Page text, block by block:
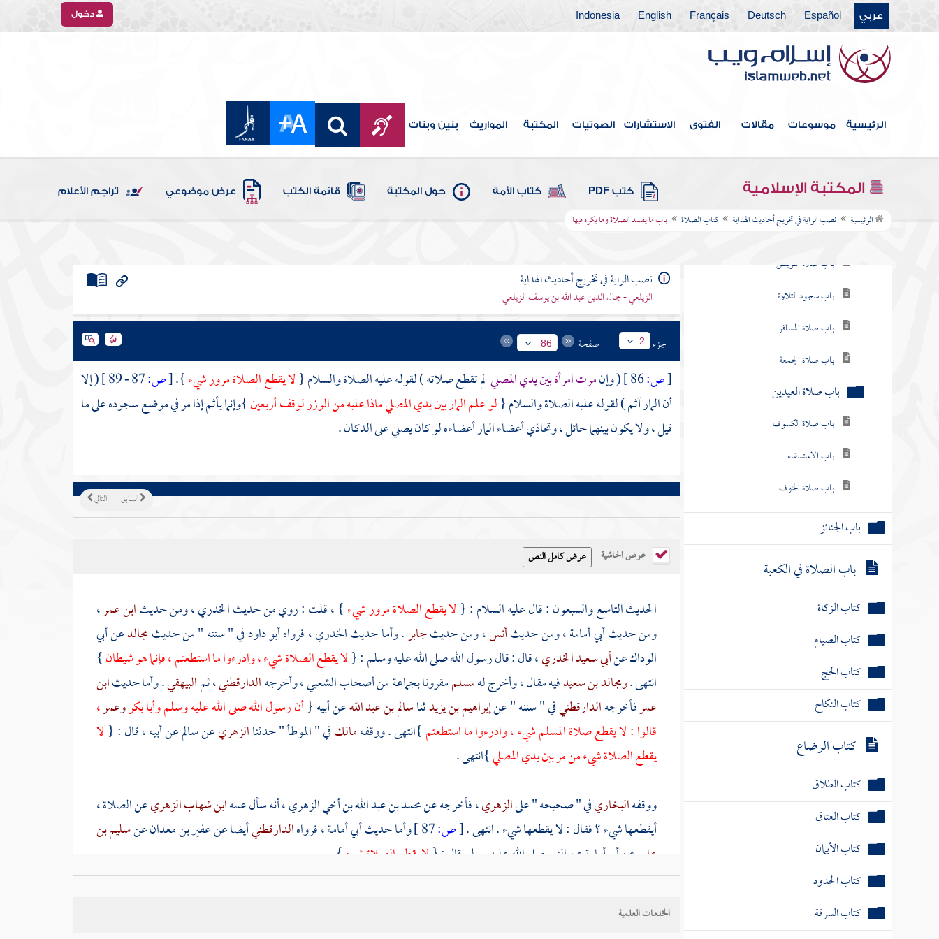
عربي Español
Deutsch
Français
English
Indonesia دخول
الرئيسية موسوعات مقالات الفتوى الاستشارات الصوتيات المكتبة المواريث بنين وبنات
المكتبة الإسلامية كتب PDF كتاب الأمة حول المكتبة قائمة الكتب عرض موضوعي تراجم الأعلام
الرئيسية نصب الراية في تخريج أحاديث الهداية كتاب الصلاة باب ما يفسد الصلاة وما يكره فيها
فصل ويكره استقبال القبلة بالفرج
في الخلاء
باب صلاة الوتر
باب سجود السهو
باب سجود التلاوة
باب صلاة المسافر
باب صلاة الجمعة
باب صلاة العيدين
باب صلاة الكسوف
باب الاستسقاء
باب صلاة الخوف
باب الجنائز
باب الصلاة في الكعبة
كتاب الزكاة
كتاب الصيام
كتاب الحج
كتاب النكاح
كتاب الرضاع
كتاب الطلاق
كتاب العتاق
كتاب الأيمان
كتاب الحدود
كتاب السرقة
كتاب السير
نصب الراية في تخريج أحاديث الهداية
الزيلعي - جمال الدين عبد الله بن يوسف الزيلعي
جزء 2 صفحة 86
[ص: ( وإنمرت امرأة بين يدي المصلي لم تقطع صلاته ) لقوله عليه الصلاة والسلام {لا يقطع الصلاة مرور شيء}.
[ص:
( إلا
أن المار آثم ) لقوله عليه الصلاة والسلام {لو علم المار بين يدي المصلي ماذا عليه من الوزر لوقف أربعين}وإنما يأثم إذا مر في موضع سجوده على ما
قيل ، ولا يكون بينهما حائل ، وتحاذي أعضاء المار أعضاءه لو كان يصلي على الدكان .
التالي السابق
عرض الحاشية
الحديث التاسع والسبعون : قال عليه السلام : {لا يقطع الصلاة مرور شيء} ، قلت : روي من حديثالخدري، ومن حديثابن عمر،
ومن حديثأبي أمامة، ومن حديثأنس، ومن حديثجابر. وأما حديثالخدري، فرواهأبو داودفي " سننه " من حديثمجالدعنأبي
الوداكعنأبي سعيد الخدري، قال : قال رسول الله صلى الله عليه وسلم : {لا يقطع الصلاة شيء ، وادرءوا ما استطعتم ، فإنما هو شيطان}
انتهى .ومجالد بن سعيدفيه مقال ، وأخرج لهمسلممقرونا بجماعة من أصحابالشعبي، وأخرجهالدارقطني، ثمالبيهقي. وأما حديثابن
عمرفأخرجهالدارقطنيفي " سننه " عنإبراهيم بن يزيدثناسالم بن عبد اللهعن أبيه {أن رسول الله صلى الله عليه وسلموأبا بكروعمر،
قالوا : لا يقطع صلاة المسلم شيء ، وادرءوا ما استطعتم}انتهى . ووقفهمالكفي " الموطأ " حدثناالزهريعنسالمعن أبيه ، قال : {لا
يقطع الصلاة شيء من مر بين يدي المصلي}انتهى .
ووقفهالبخاريفي " صحيحه " علىالزهري، فأخرجه عنمحمد بن عبد الله بن أخي الزهري، أنه سأل عمهابن شهاب الزهريعن الصلاة ،
أيقطعها شيء ؟ فقال : لا يقطعها شيء . انتهى .[ص: وأما حديثأبي أمامة، فرواهالدارقطنيأيضا عنعفير بن معدانعنسليم بن
عامر عنأبي أمامةعن النبي صلى الله عليه وسلم قال : {لا يقطع الصلاة شيء}.
وأما حديث
الخدمات العلمية